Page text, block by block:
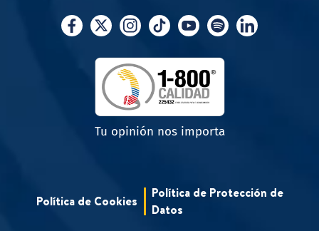
Tu opinión nos importa
Política de Cookies
Política de Protección de
Datos